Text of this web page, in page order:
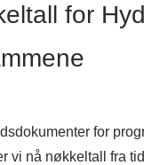
for
for
vi nå nøkkeltall fra